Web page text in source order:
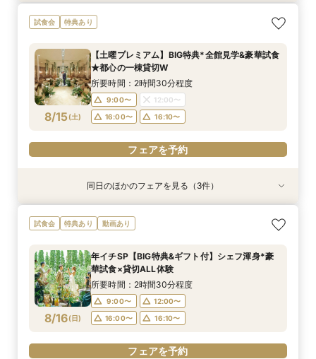
8/14(金)
【大人10名～貸切W】少人数向けフェア♪豪華試
食＆見積もり相談
11:00〜
12:00〜
14:00〜
15:00〜
17:00〜
8/14(金)
《徹底比較*2件目以降の方へ》見積り相談×試食
付*貸切邸宅体験
11:00〜
12:00〜
14:00〜
15:00〜
17:00〜
8/14(金)
【オンライン開催】遠方在住でも安心◆バーチャ
ル見学＆相談会
12:00〜
15:00〜
17:00〜
フェアを予約
8/14(金)
【無料試食付き】お気軽マタニティ＆パパママ
キッズ婚相談会
12:00〜 14:00〜
フェアを予約
8/14(金)
【TRUNKで挙げるなら1件目がお得】無料試食×
お気軽相談会
12:00〜 14:00〜
フェアを予約
試食会 特典あり
8/15(土)
【土曜プレミアム】BIG特典*全館見学&豪華試食
★都心の一棟貸切W
所要時間：2時間30分程度
9:00〜
12:00〜
16:00〜
16:10〜
フェアを予約
特典あり
8/15(土)
《徹底比較*2件目以降の方へ》見積り相談×試食
付*貸切邸宅体験
9:00〜
12:00〜
16:00〜
16:10〜
フェアを予約
特典あり
8/15(土)
【お料理重視◎】シェフ渾身の豪華フレンチ試食
×おもてなし体験
9:00〜
12:00〜
16:00〜
16:10〜
フェアを予約
特典あり
8/15(土)
初見学でも安心◎「即決なし」アップ額が少ない
新プラン×試食付
9:00〜
12:00〜
16:00〜
16:10〜
フェアを予約
同日のほかのフェアを見る（3件）
試食会 特典あり 動画あり
8/16(日)
年イチSP【BIG特典&ギフト付】シェフ渾身*豪
華試食×貸切ALL体験
所要時間：2時間30分程度
9:00〜
12:00〜
16:00〜
16:10〜
フェアを予約